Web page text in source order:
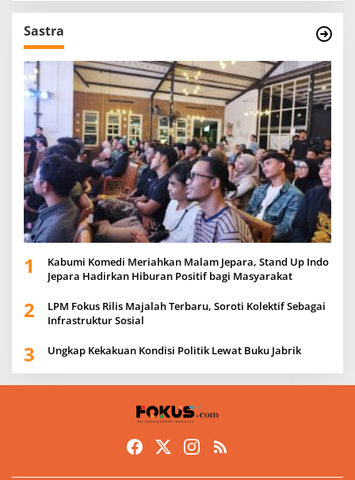
Sastra
1
Kabumi Komedi Meriahkan Malam Jepara, Stand Up Indo
Jepara Hadirkan Hiburan Positif bagi Masyarakat
2
LPM Fokus Rilis Majalah Terbaru, Soroti Kolektif Sebagai
Infrastruktur Sosial
3 Ungkap Kekakuan Kondisi Politik Lewat Buku Jabrik